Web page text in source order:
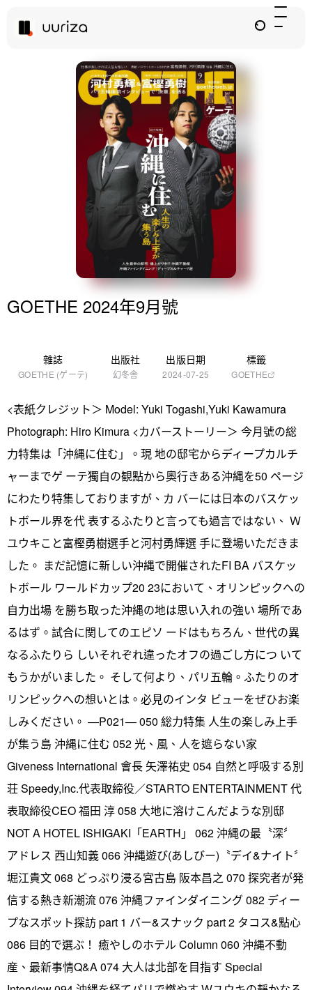
GOETHE 2024年9月號
雜誌
GOETHE (ゲーテ)
出版社
幻冬舎
出版日期
2024-07-25
標籤
GOETHE
<表紙クレジット＞ Model: Yuki Togashi,Yuki Kawamura
Photograph: Hiro Kimura <カバーストーリー＞ 今月號の総
力特集は「沖縄に住む」。現 地の邸宅からディープカルチ
ャーまでゲ ーテ獨自の観點から奧行きある沖縄を50 ページ
にわたり特集しておりますが、カ バーには日本のバスケッ
トボール界を代 表するふたりと言っても過言ではない、 Ｗ
ユウキこと富樫勇樹選手と河村勇輝選 手に登場いただきま
した。 まだ記憶に新しい沖縄で開催されたFI BA バスケッ
トボール ワールドカップ20 23において、オリンピックへの
自力出場 を勝ち取った沖縄の地は思い入れの強い 場所であ
るはず。試合に関してのエピソ ードはもちろん、世代の異
なるふたりら しいそれぞれ違ったオフの過ごし方につ いて
もうかがいました。 そして何より、パリ五輪。ふたりのオ
リンピックへの想いとは。必見のインタ ビューをぜひお楽
しみください。 ―P021― 050 総力特集 人生の楽しみ上手
が集う島 沖縄に住む 052 光、風、人を遮らない家
Giveness International 會長 矢澤祐史 054 自然と呼吸する別
荘 Speedy,Inc.代表取締役／STARTO ENTERTAINMENT 代
表取締役CEO 福田 淳 058 大地に溶けこんだような別邸
NOT A HOTEL ISHIGAKI「EARTH」 062 沖縄の最〝深〞
アドレス 西山知義 066 沖縄遊び(あしびー)〝デイ&ナイト〞
堀江貴文 068 どっぷり浸る宮古島 阪本昌之 070 探究者が発
信する熱き新潮流 076 沖縄ファインダイニング 082 ディー
プなスポット探訪 part 1 バー&スナック part 2 タコス&點心
086 目的で選ぶ！ 癒やしのホテル Column 060 沖縄不動
産、最新事情Q&A 074 大人は北部を目指す Special